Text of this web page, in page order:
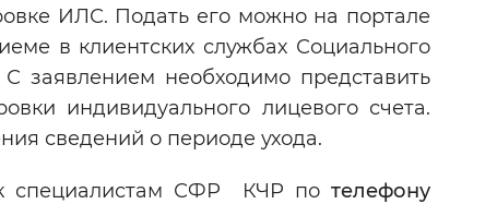
ИЛС. Подать его можно на портале
в клиентских службах Социального
заявлением необходимо представить
индивидуального лицевого счета.
сведений о периоде ухода.
к специалистам СФР КЧР по телефону